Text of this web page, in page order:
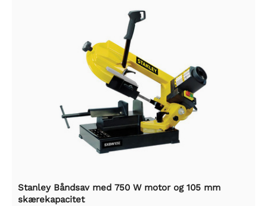
Stanley Båndsav med 750 W motor og 105 mm
skærekapacitet